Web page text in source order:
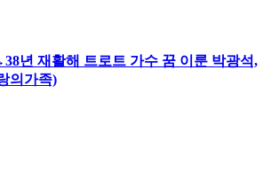
년 재활해 트로트 가수 꿈 이룬 박광석,
의가족)